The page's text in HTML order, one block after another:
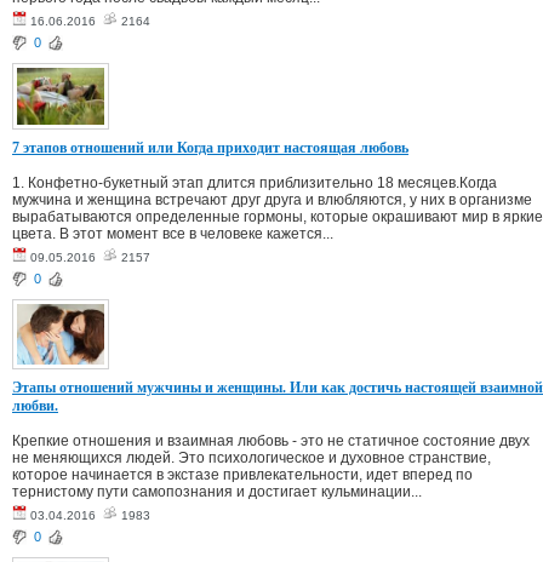
16.06.2016 2164
0
7 этапов отношений или Когда приходит настоящая любовь
1. Конфетно-букетный этап длится приблизительно 18 месяцев.Когда
мужчина и женщина встречают друг друга и влюбляются, у них в организме
вырабатываются определенные гормоны, которые окрашивают мир в яркие
цвета. В этот момент все в человеке кажется...
09.05.2016 2157
0
Этапы отношений мужчины и женщины. Или как достичь настоящей взаимной
любви.
Крепкие отношения и взаимная любовь - это не статичное состояние двух
не меняющихся людей. Это психологическое и духовное странствие,
которое начинается в экстазе привлекательности, идет вперед по
тернистому пути самопознания и достигает кульминации...
03.04.2016 1983
0